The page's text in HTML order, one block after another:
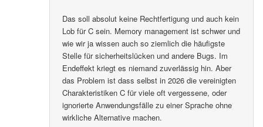
Das soll absolut keine Rechtfertigung und auch kein
Lob für C sein. Memory management ist schwer und
wie wir ja wissen auch so ziemlich die häufigste
Stelle für sicherheitslücken und andere Bugs. Im
Endeffekt kriegt es niemand zuverlässig hin. Aber
das Problem ist dass selbst in 2026 die vereinigten
Charakteristiken C für viele oft vergessene, oder
ignorierte Anwendungsfälle zu einer Sprache ohne
wirkliche Alternative machen.